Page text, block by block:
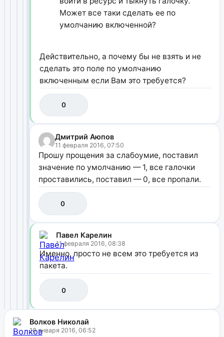
Может все таки сделать ее по
умолчанию включенной?
Действительно, а почему бы не взять и не
сделать это поле по умолчанию
включенным если Вам это требуется?
0
Дмитрий Аюпов
11 февраля 2016, 07:50
Прошу прощения за слабоумие, поставил
значение по умолчанию — 1, все галочки
проставились, поставил — 0, все пропали.
0
Павел Карелин
11 февраля 2016, 08:38
Именно, просто не всем это требуется из
пакета.
0
Волков Николай
18 января 2016, 06:52